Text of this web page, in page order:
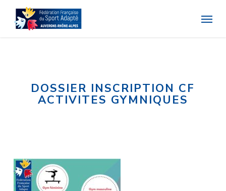
main
content
Menu
DOSSIER INSCRIPTION CF
ACTIVITES GYMNIQUES